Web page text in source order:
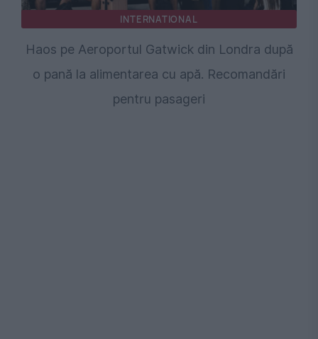
INTERNATIONAL
Haos pe Aeroportul Gatwick din Londra după
o pană la alimentarea cu apă. Recomandări
pentru pasageri